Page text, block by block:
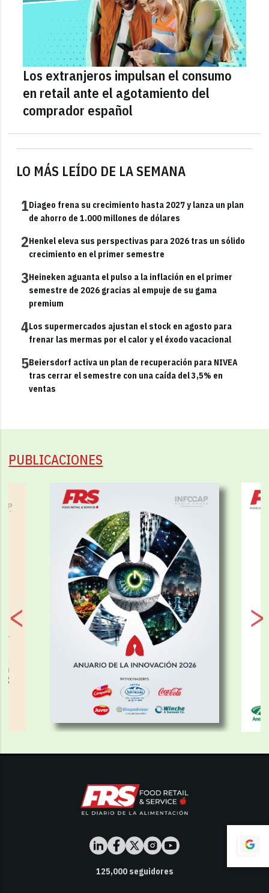
LO MÁS LEÍDO DE LA SEMANA
1Diageo frena su crecimiento hasta 2027 y lanza un plan
de ahorro de 1.000 millones de dólares
2Henkel eleva sus perspectivas para 2026 tras un sólido
crecimiento en el primer semestre
3Heineken aguanta el pulso a la inflación en el primer
semestre de 2026 gracias al empuje de su gama
premium
4Los supermercados ajustan el stock en agosto para
frenar las mermas por el calor y el éxodo vacacional
5Beiersdorf activa un plan de recuperación para NIVEA
tras cerrar el semestre con una caída del 3,5% en
ventas
Los extranjeros impulsan el consumo
en retail ante el agotamiento del
comprador español
PUBLICACIONES
125,000seguidores